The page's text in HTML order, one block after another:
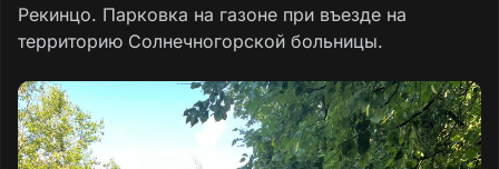
Рекинцо. Парковка на газоне при въезде на
территорию Солнечногорской больницы.